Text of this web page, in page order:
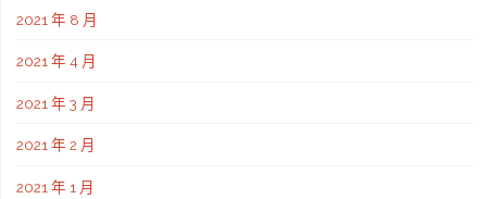
2021 年 8 月
2021 年 4 月
2021 年 3 月
2021 年 2 月
2021 年 1 月